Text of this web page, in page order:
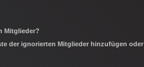
Mitglieder?
der ignorierten Mitglieder hinzufügen oder